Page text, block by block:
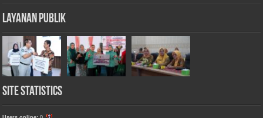
Layanan Publik
Site Statistics